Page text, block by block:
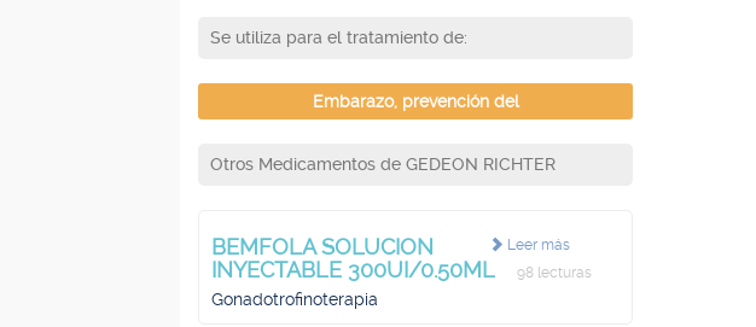
Se utiliza para el tratamiento de:
Embarazo, prevención del
Otros Medicamentos de GEDEON RICHTER
Leer más
BEMFOLA SOLUCION
INYECTABLE 300UI/0.50ML
98 lecturas
Gonadotrofinoterapia